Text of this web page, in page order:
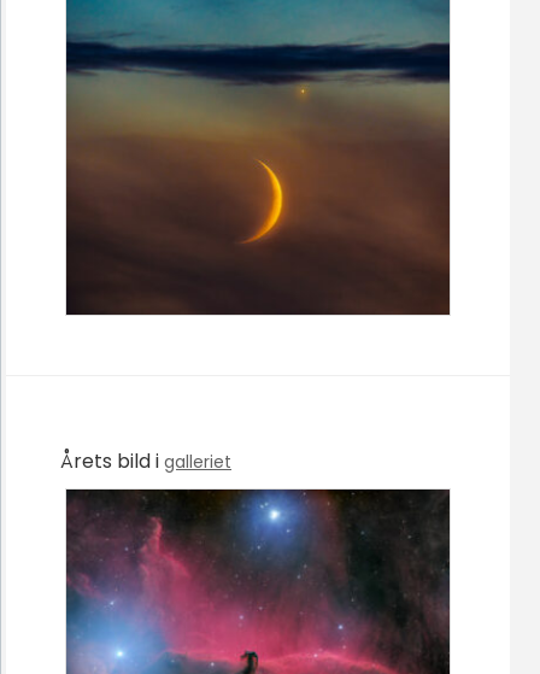
Årets bild i galleriet